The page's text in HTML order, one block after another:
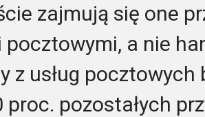
zajmują się one
pocztowymi, a nie
z usług
proc. pozostałych